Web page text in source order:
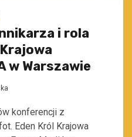
i rola
w Warszawie
konferencji z
Eden Król Krajowa